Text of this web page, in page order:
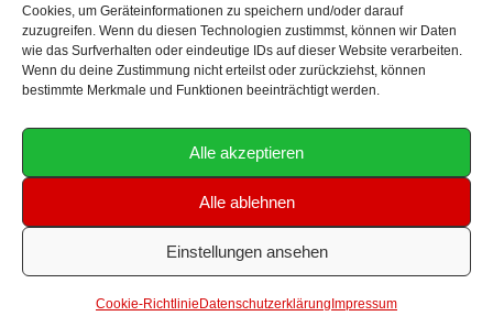
Cookies, um Geräteinformationen zu speichern und/oder darauf
zuzugreifen. Wenn du diesen Technologien zustimmst, können wir Daten
wie das Surfverhalten oder eindeutige IDs auf dieser Website verarbeiten.
Wenn du deine Zustimmung nicht erteilst oder zurückziehst, können
bestimmte Merkmale und Funktionen beeinträchtigt werden.
Alle akzeptieren
Alle ablehnen
Einstellungen ansehen
Cookie-Richtlinie Datenschutzerklärung Impressum
Impressum
Datenschutzerklärung